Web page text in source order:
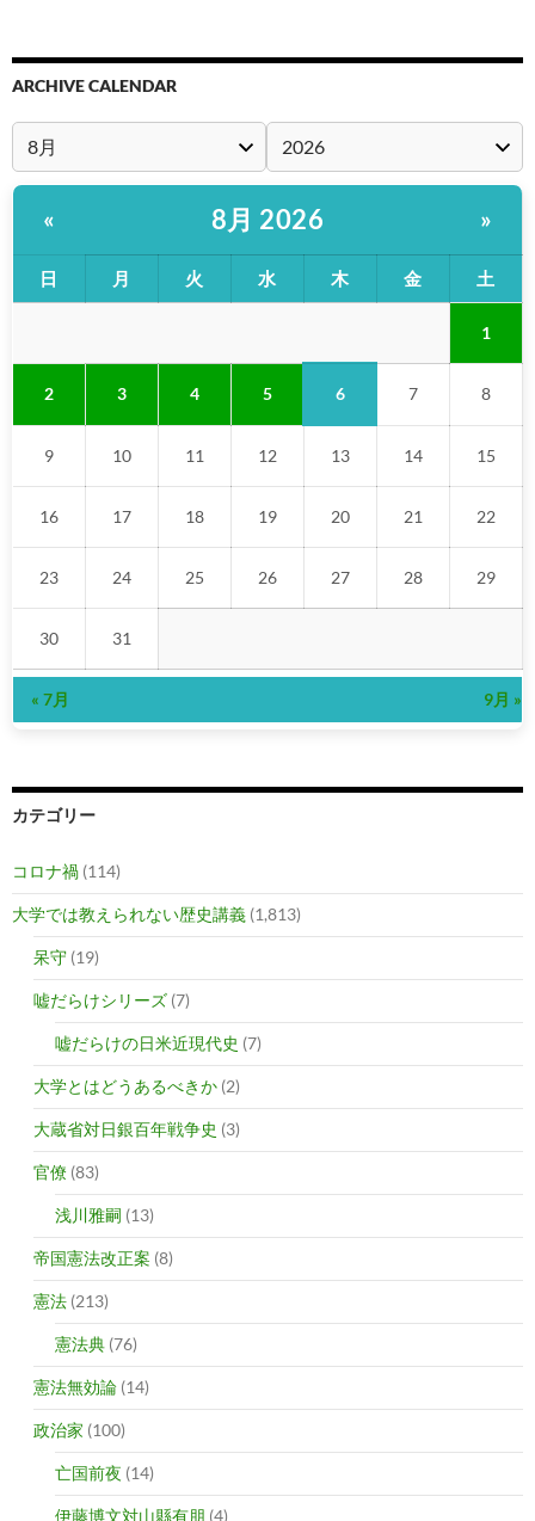
ARCHIVE CALENDAR
« 8月 2026 »
日 月 火 水 木 金 土
1
2 3 4 5 6 7 8
9 10 11 12 13 14 15
16 17 18 19 20 21 22
23 24 25 26 27 28 29
30 31
« 7月 9月 »
カテゴリー
コロナ禍 (114)
大学では教えられない歴史講義 (1,813)
呆守 (19)
嘘だらけシリーズ (7)
嘘だらけの日米近現代史 (7)
大学とはどうあるべきか (2)
大蔵省対日銀百年戦争史 (3)
官僚 (83)
浅川雅嗣 (13)
帝国憲法改正案 (8)
憲法 (213)
憲法典 (76)
憲法無効論 (14)
政治家 (100)
亡国前夜 (14)
伊藤博文対山縣有朋 (4)